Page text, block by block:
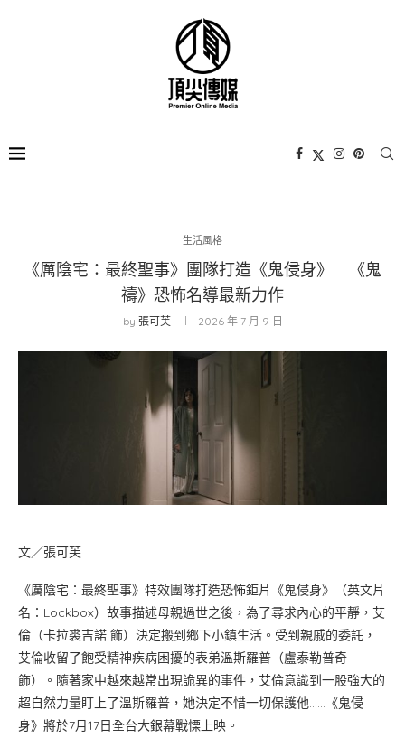
生活風格
《厲陰宅：最終聖事》團隊打造《鬼侵身》 《鬼
禱》恐怖名導最新力作
by 張可芙 2026 年 7 月 9 日
文／張可芙
《厲陰宅：最終聖事》特效團隊打造恐怖鉅片《鬼侵身》（英文片
名：Lockbox）故事描述母親過世之後，為了尋求內心的平靜，艾
倫（卡拉裘吉諾 飾）決定搬到鄉下小鎮生活。受到親戚的委託，
艾倫收留了飽受精神疾病困擾的表弟溫斯羅普（盧泰勒普奇
飾）。隨著家中越來越常出現詭異的事件，艾倫意識到一股強大的
超自然力量盯上了溫斯羅普，她決定不惜一切保護他……《鬼侵
身》將於7月17日全台大銀幕戰慄上映。